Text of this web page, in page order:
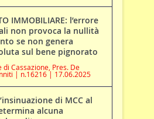
IMMOBILIARE: l’errore
non provoca la nullità
se non genera
sul bene pignorato
Cassazione, Pres. De
| n.16216 | 17.06.2025
di MCC al
alcuna